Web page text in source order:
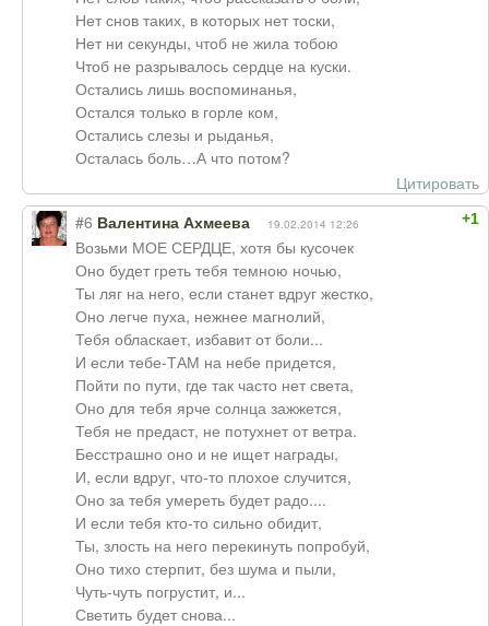
Нет снов таких, в которых нет тоски,
Нет ни секунды, чтоб не жила тобою
Чтоб не разрывалось сердце на куски.
Остались лишь воспоминанья,
Остался только в горле ком,
Остались слезы и рыданья,
Осталась боль…А что потом?
Цитировать
+1
#6 Валентина Ахмеева 19.02.2014 12:26
Возьми МОЕ СЕРДЦЕ, хотя бы кусочек
Оно будет греть тебя темною ночью,
Ты ляг на него, если станет вдруг жестко,
Оно легче пуха, нежнее магнолий,
Тебя обласкает, избавит от боли...
И если тебе-ТАМ на небе придется,
Пойти по пути, где так часто нет света,
Оно для тебя ярче солнца зажжется,
Тебя не предаст, не потухнет от ветра.
Бесстрашно оно и не ищет награды,
И, если вдруг, что-то плохое случится,
Оно за тебя умереть будет радо....
И если тебя кто-то сильно обидит,
Ты, злость на него перекинуть попробуй,
Оно тихо стерпит, без шума и пыли,
Чуть-чуть погрустит, и...
Светить будет снова...